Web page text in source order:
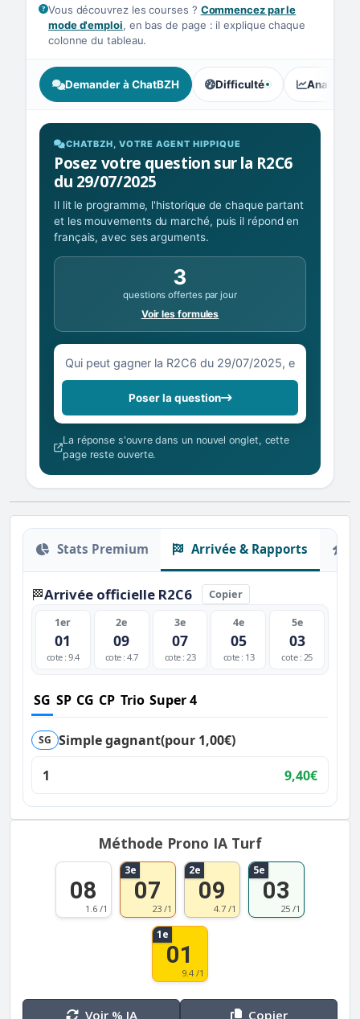
Vous découvrez les courses ? Commencez par le
mode d'emploi, en bas de page : il explique chaque
colonne du tableau.
Demander à ChatBZH Difficulté
, tendance des parieurs :
Analyse
CHATBZH, VOTRE AGENT HIPPIQUE
Posez votre question sur la R2C6
du 29/07/2025
Il lit le programme, l'historique de chaque partant
et les mouvements du marché, puis il répond en
français, avec ses arguments.
3
questions offertes par jour
Voir les formules
Votre question sur la R2C6 du 29/07/2025
Poser la question
La réponse s'ouvre dans un nouvel onglet, cette
page reste ouverte.
Stats Premium Arrivée & Rapports
🏁Arrivée officielle R2C6 Copier
1er
01
cote : 9.4
2e
09
cote : 4.7
3e
07
cote : 23
4e
05
cote : 13
5e
03
cote : 25
SG SP CG CP Trio Super 4
SG Simple gagnant(pour 1,00€)
1
9,40€
Méthode Prono IA Turf
08
1.6 /1
3e
07
23 /1
2e
09
4.7 /1
5e
03
25 /1
1e
01
9.4 /1
Voir % IA Copier